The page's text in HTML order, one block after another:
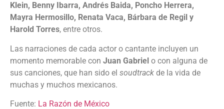
Klein, Benny Ibarra, Andrés Baida, Poncho Herrera,
Mayra Hermosillo, Renata Vaca, Bárbara de Regil y
Harold Torres, entre otros.
Las narraciones de cada actor o cantante incluyen un
momento memorable con Juan Gabriel o con alguna de
sus canciones, que han sido el soudtrack de la vida de
muchas y muchos mexicanos.
Fuente: La Razón de México